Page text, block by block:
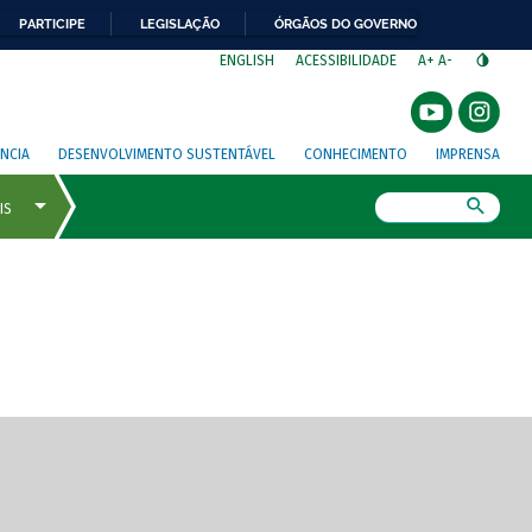
PARTICIPE LEGISLAÇÃO ÓRGÃOS DO GOVERNO
ENGLISH ACESSIBILIDADE A+ A-
DESENVOLVIMENTO SUSTENTÁVEL CONHECIMENTO IMPRENSA
de tela